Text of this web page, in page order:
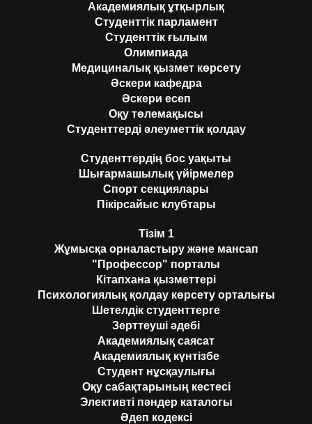
Академиялық ұтқырлық
Студенттік парламент
Студенттік ғылым
Олимпиада
Медициналық қызмет көрсету
Әскери кафедра
Әскери есеп
Оқу төлемақысы
Студенттерді әлеуметтік қолдау
Студенттердің бос уақыты
Шығармашылық үйірмелер
Спорт секциялары
Пікірсайыс клубтары
Тізім 1
Жұмысқа орналастыру және мансап
"Профессор" порталы
Кітапхана қызметтері
Психологиялық қолдау көрсету орталығы
Шетелдік студенттерге
Зерттеуші әдебі
Академиялық саясат
Академиялық күнтізбе
Студент нұсқаулығы
Оқу сабақтарының кестесі
Элективті пәндер каталогы
Әдеп кодексі